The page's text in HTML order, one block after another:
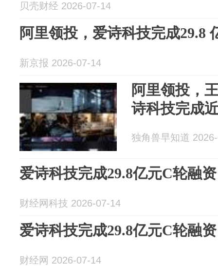
贝壳财经 2026-07-14
阿里领投，爱诗科技完成29.8
新京报 2026-07-14
阿里领投，
诗科技完成
独角兽早知道
爱诗科技完成29.8亿元C轮融资
财经网科技 2026-07-14
爱诗科技完成29.8亿元C轮融资
财经网 2026-07-14